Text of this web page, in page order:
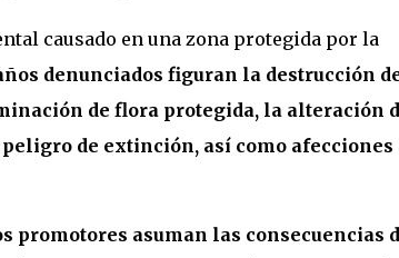
causado en una zona protegida por la
denunciados figuran la destrucción
de flora protegida, la alteración
de extinción, así como afecciones
promotores asuman las consecuencias